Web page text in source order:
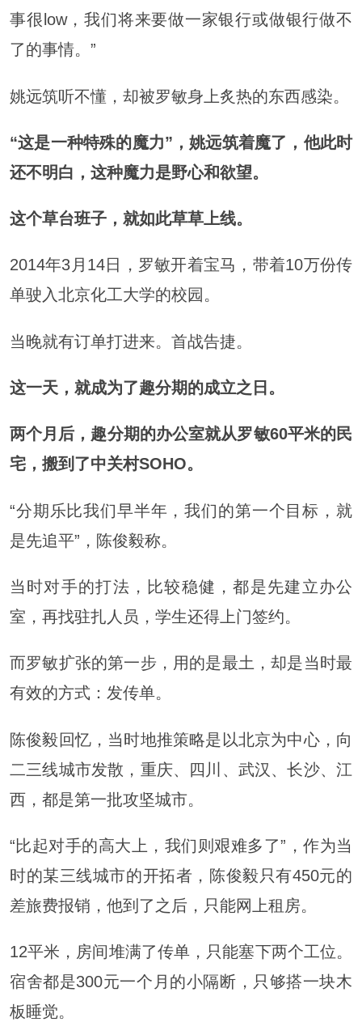
事很low，我们将来要做一家银行或做银行做不
了的事情。”
姚远筑听不懂，却被罗敏身上炙热的东西感染。
“这是一种特殊的魔力”，姚远筑着魔了，他此时
还不明白，这种魔力是野心和欲望。
这个草台班子，就如此草草上线。
2014年3月14日，罗敏开着宝马，带着10万份传
单驶入北京化工大学的校园。
当晚就有订单打进来。首战告捷。
这一天，就成为了趣分期的成立之日。
两个月后，趣分期的办公室就从罗敏60平米的民
宅，搬到了中关村SOHO。
“分期乐比我们早半年，我们的第一个目标，就
是先追平”，陈俊毅称。
当时对手的打法，比较稳健，都是先建立办公
室，再找驻扎人员，学生还得上门签约。
而罗敏扩张的第一步，用的是最土，却是当时最
有效的方式：发传单。
陈俊毅回忆，当时地推策略是以北京为中心，向
二三线城市发散，重庆、四川、武汉、长沙、江
西，都是第一批攻坚城市。
“比起对手的高大上，我们则艰难多了”，作为当
时的某三线城市的开拓者，陈俊毅只有450元的
差旅费报销，他到了之后，只能网上租房。
12平米，房间堆满了传单，只能塞下两个工位。
宿舍都是300元一个月的小隔断，只够搭一块木
板睡觉。